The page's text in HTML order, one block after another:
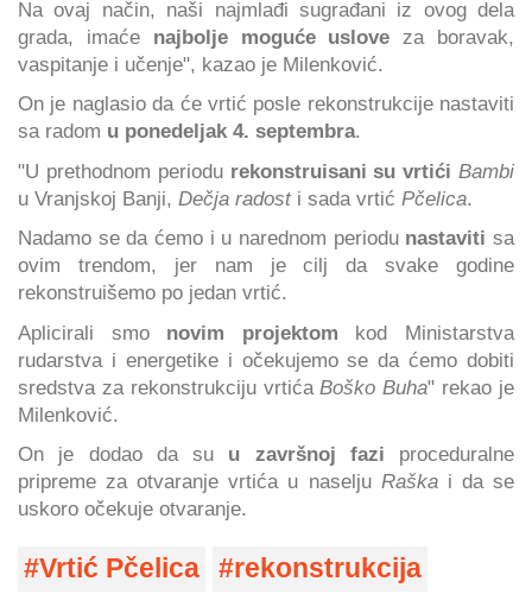
Na ovaj način, naši najmlađi sugrađani iz ovog dela
grada, imaćenajbolje moguće uslove za boravak,
vaspitanje i učenje", kazao je Milenković.
On je naglasio da će vrtić posle rekonstrukcije nastaviti
sa radom u ponedeljak 4. septembra.
"U prethodnom periodu rekonstruisani su vrtići Bambi
u Vranjskoj Banji, Dečja radosti sada vrtić Pčelica.
Nadamo se da ćemo i u narednom periodunastavitisa
ovim trendom, jer nam je cilj da svake godine
rekonstruišemo po jedan vrtić.
Aplicirali smonovim projektom kod Ministarstva
rudarstva i energetike i očekujemo se da ćemo dobiti
sredstva za rekonstrukciju vrtićaBoško Buha" rekao je
Milenković.
On je dodao da su u završnoj fazi proceduralne
pripreme za otvaranje vrtića u naselju Raškai da se
uskoro očekuje otvaranje.
Vrtić Pčelica
rekonstrukcija